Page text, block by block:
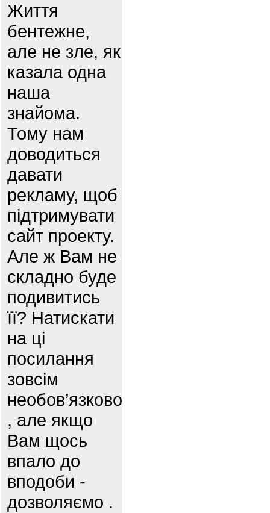
Життя
бентежне,
але не зле, як
казала одна
наша
знайома.
Тому нам
доводиться
давати
рекламу, щоб
підтримувати
сайт проекту.
Але ж Вам не
складно буде
подивитись
її? Натискати
на ці
посилання
зовсім
необов’язково
, але якщо
Вам щось
впало до
вподоби -
дозволяємо .